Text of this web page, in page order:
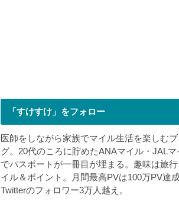
「すけすけ」をフォロー
医師をしながら家族でマイル生活を楽しむブ
グ。20代のころに貯めたANAマイル・JALマ
でパスポートが一冊目が埋まる。趣味は旅
イル＆ポイント。月間最高PVは100万PV達成
Twitterのフォロワー3万人越え。